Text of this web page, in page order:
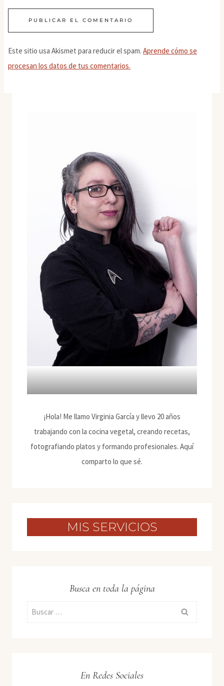
Este sitio usa Akismet para reducir el spam. Aprende cómo se
procesan los datos de tus comentarios.
¡Hola! Me llamo Virginia García y llevo 20 años
trabajando con la cocina vegetal, creando recetas,
fotografiando platos y formando profesionales. Aquí
comparto lo que sé.
MIS SERVICIOS
Busca en toda la página
Buscar:
En Redes Sociales